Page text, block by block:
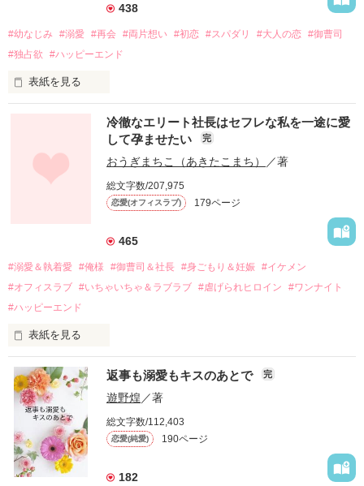
438
#幼なじみ #溺愛 #再会 #両片想い #初恋 #スパダリ #大人の恋 #御曹司
#独占欲
#ハッピーエンド
表紙を見る
幼なじみの哲平に淡い恋心を抱いていた美桜。
しかし、ある出来事をきっかけに二人の関係は壊れてしまう。
関係修復もできないまま、美桜は両親の離婚によって
引っ越すことになり、哲平とも離れ離れになった。
それから約十二年後。
過去の傷から、二度と会いたくないと思っていた哲平に
運命のような再会を果たす。
酔った勢いで一夜を共にしてしまった。
さらに、美桜が初めてだと知った哲平は
『責任をとる、結婚しよう』と真っ直ぐに告げてきた。
戸惑う美桜とは裏腹に、好きという気持ちを隠すことなく
甘やかしてくる。
そんなある日、哲平は美桜がストーカー被害に
遭っていることを知る。
美桜を守るため、哲平は同居を提案してきて――。
冷徹なエリート社長はセフレな私を一途に愛
して孕ませたい
完
おうぎまちこ（あきたこまち） ／著
総文字数/207,975
恋愛(オフィスラブ) 179ページ
465
#溺愛＆執着愛 #俺様 #御曹司＆社長 #身ごもり＆妊娠 #イケメン
#オフィスラブ #いちゃいちゃ＆ラブラブ #虐げられヒロイン
#ワンナイト
#ハッピーエンド
表紙を見る
おかしな噂を流されて前の職場でうまくいかなかった梅田美
桜は、海外で傷心旅行をしていたところ、日本人美青年と出会
い、酒の勢いもあり一夜限りの関係となる。
帰国後、美桜は新しい職場でワンナイトした美青年と再会。
なんと彼の正体は、とある財閥御曹司にも関わらず、一族を離
れて起業した新進気鋭の実業家、社内でも冷徹だと評判な社長
――御影恭司その人だったのだ――！
なぜか恭司から飼い猫の世話係を命じられた美桜は、猫の世
返事も溺愛もキスのあとで 完
遊野煌 ／著
総文字数/112,403
恋愛(純愛) 190ページ
182